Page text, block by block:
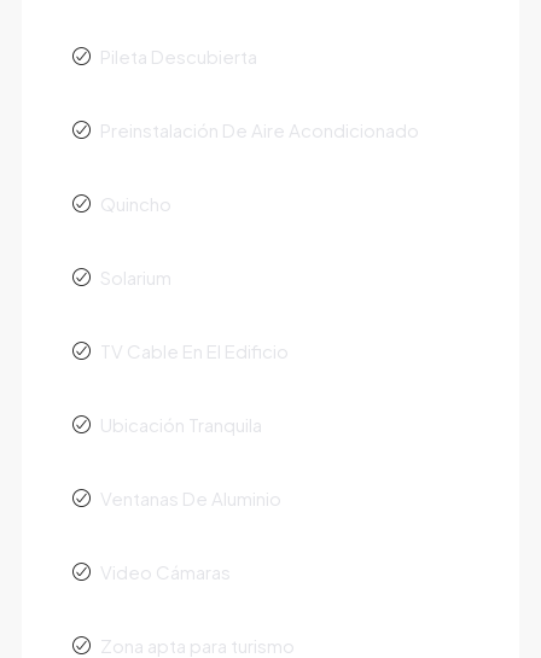
Pileta Descubierta
Preinstalación De Aire Acondicionado
Quincho
Solarium
TV Cable En El Edificio
Ubicación Tranquila
Ventanas De Aluminio
Video Cámaras
Zona apta para turismo